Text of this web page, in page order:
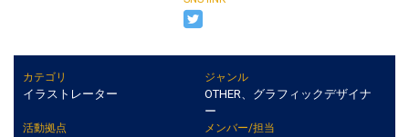
カテゴリ
イラストレーター
ジャンル
OTHER、グラフィックデザイナ
ー
活動拠点 メンバー/担当